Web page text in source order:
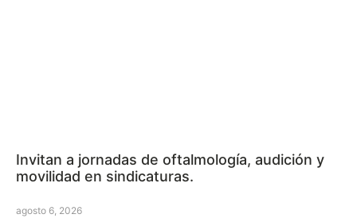
Invitan a jornadas de oftalmología, audición y
movilidad en sindicaturas.
agosto 6, 2026